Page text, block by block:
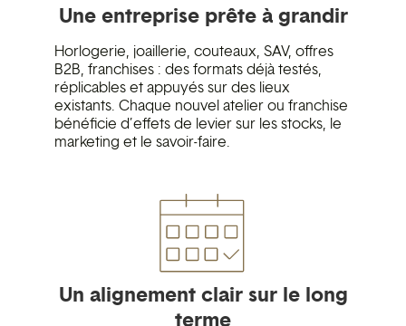
Une entreprise prête à grandir
Horlogerie, joaillerie, couteaux, SAV, offres
B2B, franchises : des formats déjà testés,
réplicables et appuyés sur des lieux
existants. Chaque nouvel atelier ou franchise
bénéficie d’effets de levier sur les stocks, le
marketing et le savoir-faire.
Un alignement clair sur le long
terme